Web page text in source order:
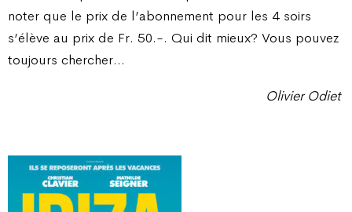
noter que le prix de l’abonnement pour les 4 soirs
s’élève au prix de Fr. 50.-. Qui dit mieux? Vous pouvez
toujours chercher…
Olivier Odiet